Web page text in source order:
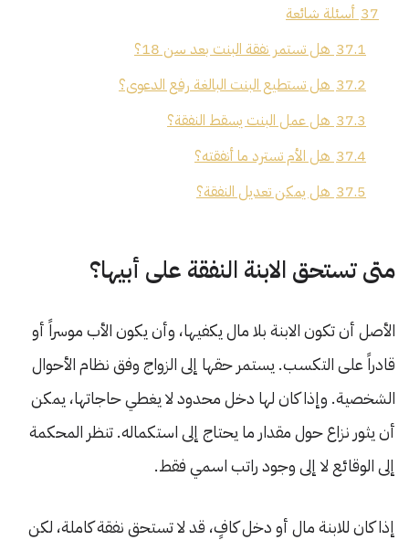
37 أسئلة شائعة
37.1 هل تستمر نفقة البنت بعد سن 18؟
37.2 هل تستطيع البنت البالغة رفع الدعوى؟
37.3 هل عمل البنت يسقط النفقة؟
37.4 هل الأم تسترد ما أنفقته؟
37.5 هل يمكن تعديل النفقة؟
متى تستحق الابنة النفقة على أبيها؟
الأصل أن تكون الابنة بلا مال يكفيها، وأن يكون الأب موسراً أو
قادراً على التكسب. يستمر حقها إلى الزواج وفق نظام الأحوال
الشخصية. وإذا كان لها دخل محدود لا يغطي حاجاتها، يمكن
أن يثور نزاع حول مقدار ما يحتاج إلى استكماله. تنظر المحكمة
إلى الوقائع لا إلى وجود راتب اسمي فقط.
إذا كان للابنة مال أو دخل كافٍ، قد لا تستحق نفقة كاملة، لكن